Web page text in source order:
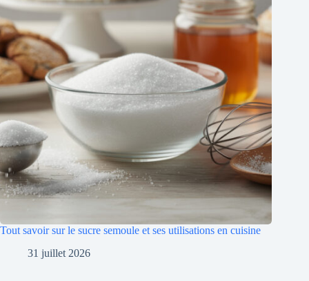
Tout savoir sur le sucre semoule et ses utilisations en cuisine
31 juillet 2026